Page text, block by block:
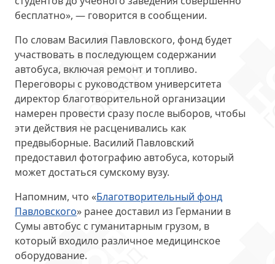
бесплатно», — говорится в сообщении.
По словам Василия Павловского, фонд будет
участвовать в последующем содержании
автобуса, включая ремонт и топливо.
Переговоры с руководством университета
директор благотворительной организации
намерен провести сразу после выборов, чтобы
эти действия не расценивались как
предвыборные. Василий Павловский
предоставил фотографию автобуса, который
может достаться сумскому вузу.
Напомним, что «Благотворительный фонд
Павловского» ранее доставил из Германии в
Сумы автобус с гуманитарным грузом, в
который входило различное медицинское
оборудование.